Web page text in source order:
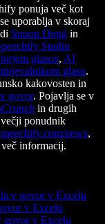
ponuja več kot
uporablja v skoraj
Snoop Dogg in
Studio
glasov, AI
glasu.
kakovosten in
govor. Pojavlja se v
in drugih
ponudnik
speechify.com/news,
več informacij.
v govor v Excelu
v Excelu
govor v Excelu